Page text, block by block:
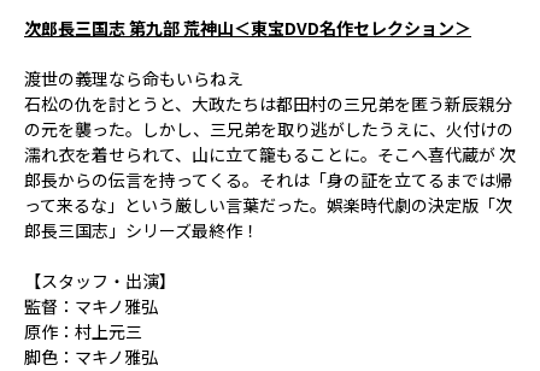
次郎長三国志 第九部 荒神山＜東宝DVD名作セレクション＞
渡世の義理なら命もいらねえ
石松の仇を討とうと、大政たちは都田村の三兄弟を匿う新辰親分
の元を襲った。しかし、三兄弟を取り逃がしたうえに、火付けの
濡れ衣を着せられて、山に立て籠もることに。そこへ喜代蔵が 次
郎長からの伝言を持ってくる。それは「身の証を立てるまでは帰
って来るな」という厳しい言葉だった。娯楽時代劇の決定版「次
郎長三国志」シリーズ最終作！
【スタッフ・出演】
監督：マキノ雅弘
原作：村上元三
脚色：マキノ雅弘